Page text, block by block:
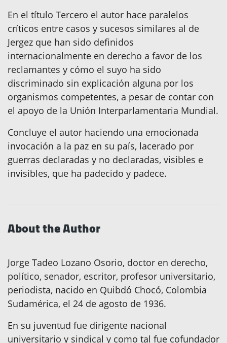
En el título Tercero el autor hace paralelos
críticos entre casos y sucesos similares al de
Jergez que han sido definidos
internacionalmente en derecho a favor de los
reclamantes y cómo el suyo ha sido
discriminado sin explicación alguna por los
organismos competentes, a pesar de contar con
el apoyo de la Unión Interparlamentaria Mundial.
Concluye el autor haciendo una emocionada
invocación a la paz en su país, lacerado por
guerras declaradas y no declaradas, visibles e
invisibles, que ha padecido y padece.
About the Author
Jorge Tadeo Lozano Osorio, doctor en derecho,
político, senador, escritor, profesor universitario,
periodista, nacido en Quibdó Chocó, Colombia
Sudamérica, el 24 de agosto de 1936.
En su juventud fue dirigente nacional
universitario y sindical y como tal fue cofundador